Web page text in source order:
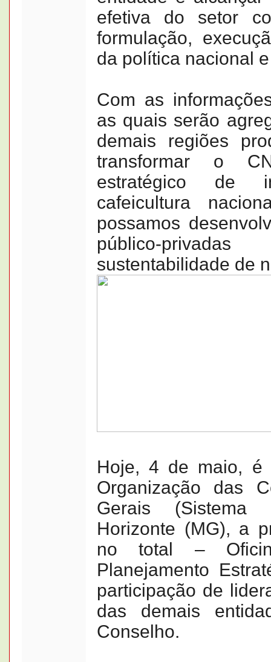
efetiva do setor
formulação,
da política nacional
Com as
as quais serão
demais regiões
transformar o
estratégico de
cafeicultura
possamos
público-
sustentabilidade de
Hoje, 4 de maio, é
Organização das
Gerais (Sistema
Horizonte (MG), a
no total –
Planejamento
participação de
das demais
Conselho.